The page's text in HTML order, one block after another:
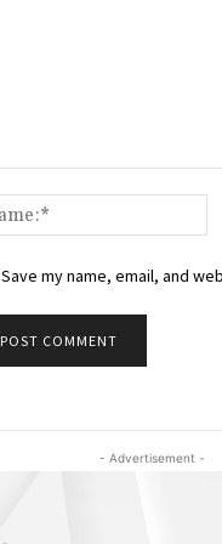
Save my name, email, and
- Advertisement -